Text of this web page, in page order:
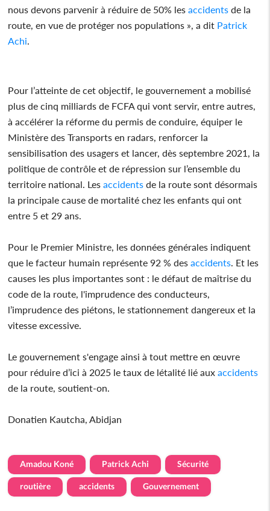
nous devons parvenir à réduire de 50% lesaccidents de la
route, en vue de protéger nos populations », a dit Patrick
Achi
Pour l’atteinte de cet objectif, le gouvernement a mobilisé
plus de cinq milliards de FCFA qui vont servir, entre autres,
à accélérer la réforme du permis de conduire, équiper le
Ministère des Transports en radars, renforcer la
sensibilisation des usagers et lancer, dès septembre 2021, la
politique de contrôle et de répression sur l’ensemble du
territoire national. Lesaccidents de la route sont désormais
la principale cause de mortalité chez les enfants qui ont
entre 5 et 29 ans.
Pour le Premier Ministre, les données générales indiquent
que le facteur humain représente 92 % desaccidents . Et les
causes les plus importantes sont : le défaut de maîtrise du
code de la route, l'imprudence des conducteurs,
l’imprudence des piétons, le stationnement dangereux et la
vitesse excessive.
Le gouvernement s'engage ainsi à tout mettre en œuvre
pour réduire d’ici à 2025 le taux de létalité lié auxaccidents
de la route, soutient-on.
Donatien Kautcha, Abidjan
Amadou Koné Patrick Achi Sécurité
routière accidents Gouvernement